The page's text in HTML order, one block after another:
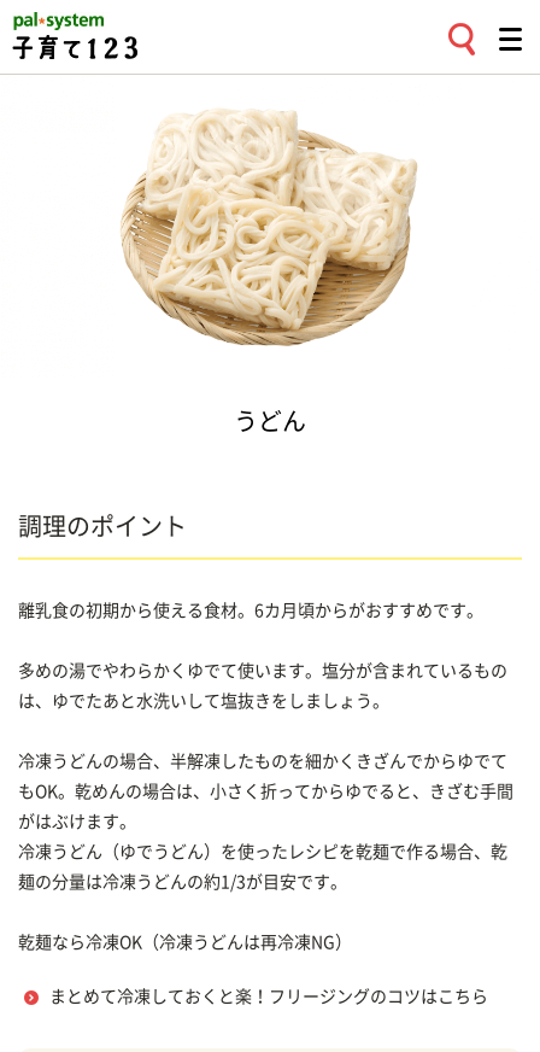
うどん
調理のポイント
離乳食の初期から使える食材。6カ月頃からがおすすめです。
多めの湯でやわらかくゆでて使います。塩分が含まれているもの
は、ゆでたあと水洗いして塩抜きをしましょう。
冷凍うどんの場合、半解凍したものを細かくきざんでからゆでて
もOK。乾めんの場合は、小さく折ってからゆでると、きざむ手間
がはぶけます。
冷凍うどん（ゆでうどん）を使ったレシピを乾麺で作る場合、乾
麺の分量は冷凍うどんの約1/3が目安です。
乾麺なら冷凍OK（冷凍うどんは再冷凍NG）
まとめて冷凍しておくと楽！フリージングのコツはこちら